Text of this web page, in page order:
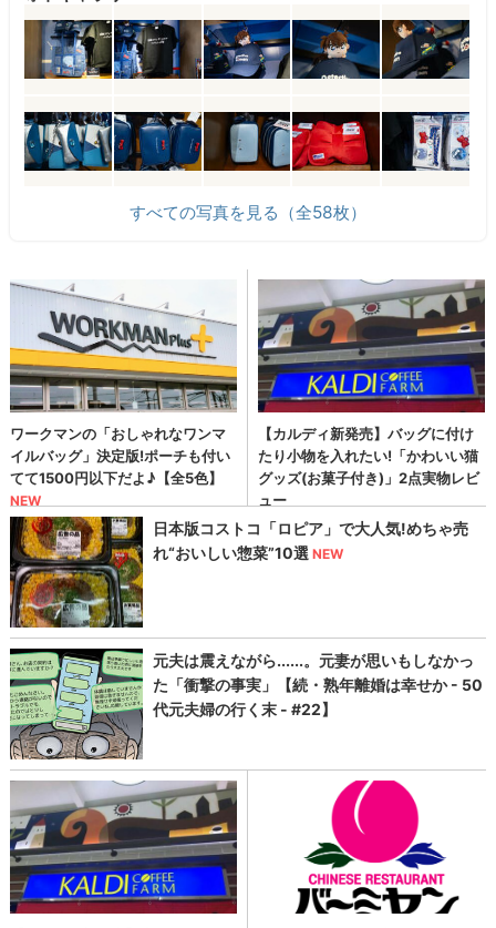
すべての写真を見る（全58枚）